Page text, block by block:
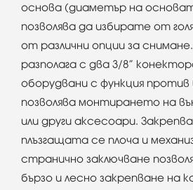
основа (диаметър на
позволява да избирате от
от различни опции за
разполага с два 3/8”
оборудвани с функция
позволява монтирането на
или други аксесоари.
плъзгащата се плоча и
странично заключване
бързо и лесно закрепване на